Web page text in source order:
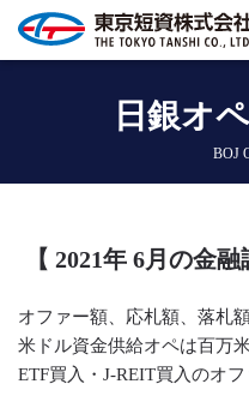
日銀オ
BOJ
【 2021年 6月の金
オファー額、応札額、落札
米ドル資金供給オペは百万
ETF買入・J-REIT買入のオ